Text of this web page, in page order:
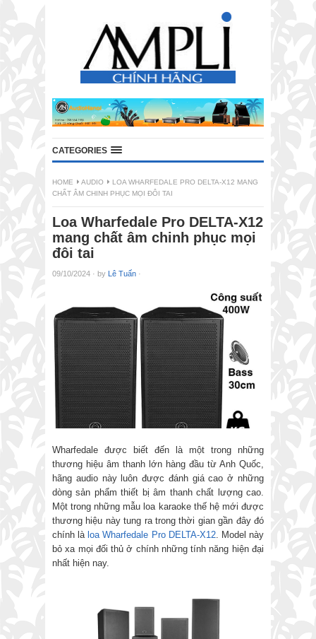
CATEGORIES
HOME AUDIO
LOA WHARFEDALE PRO DELTA-X12 MANG
CHẤT ÂM CHINH PHỤC MỌI ĐÔI TAI
Loa Wharfedale Pro DELTA-X12
mang chất âm chinh phục mọi
đôi tai
09/10/2024 · by Lê Tuấn ·
Wharfedale được biết đến là một trong những
thương hiệu âm thanh lớn hàng đầu từ Anh Quốc,
hãng audio này luôn được đánh giá cao ở những
dòng sản phẩm thiết bị âm thanh chất lượng cao.
Một trong những mẫu loa karaoke thế hệ mới được
thương hiệu này tung ra trong thời gian gần đây đó
chính là loa Wharfedale Pro DELTA-X12. Model này
bỏ xa mọi đối thủ ở chính những tính năng hiện đại
nhất hiện nay.